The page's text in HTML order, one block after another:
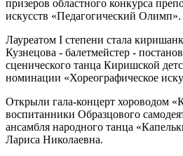
призеров областного конкурса
искусств «Педагогический Олимп».
Лауреатом I степени стала
Кузнецова - балетмейстер -
сценического танца Киришской
номинации «Хореографическое
Открыли гала-концерт хороводом
воспитанники Образцового
ансамбля народного танца
Лариса Николаевна.